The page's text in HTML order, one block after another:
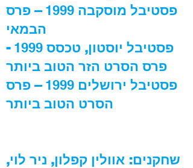
פסטיבל מוסקבה 1999– פרס
הבמאי
פסטיבל יוסטון, טכסס 1999
-
פרס הסרט הזר הטוב ביותר
פסטיבל ירושלים 1999– פרס
הסרט הטוב ביותר
שחקנים: אוולין קפלון, ניר לוי,